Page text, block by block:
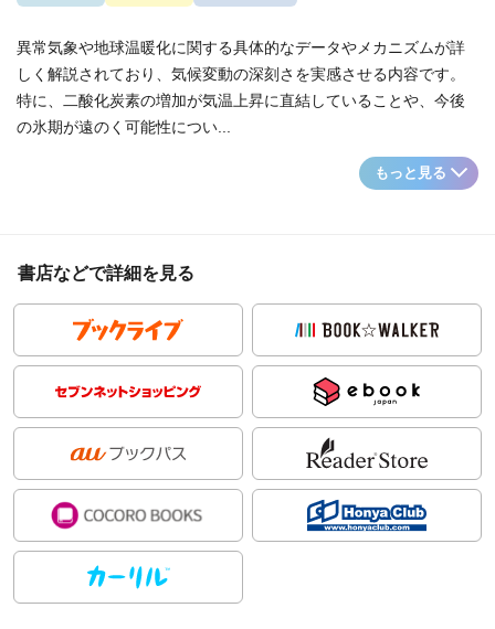
異常気象や地球温暖化に関する具体的なデータやメカニズムが詳
しく解説されており、気候変動の深刻さを実感させる内容です。
特に、二酸化炭素の増加が気温上昇に直結していることや、今後
の氷期が遠のく可能性につい...
もっと見る
書店などで詳細を見る